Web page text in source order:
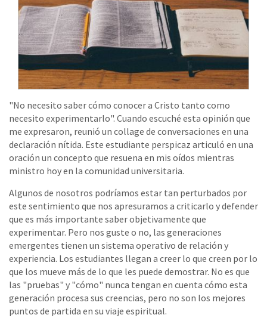
"No necesito saber cómo conocer a Cristo tanto como
necesito experimentarlo". Cuando escuché esta opinión que
me expresaron, reunió un collage de conversaciones en una
declaración nítida. Este estudiante perspicaz articuló en una
oración un concepto que resuena en mis oídos mientras
ministro hoy en la comunidad universitaria.
Algunos de nosotros podríamos estar tan perturbados por
este sentimiento que nos apresuramos a criticarlo y defender
que es más importante saber objetivamente que
experimentar. Pero nos guste o no, las generaciones
emergentes tienen un sistema operativo de relación y
experiencia. Los estudiantes llegan a creer lo que creen por lo
que los mueve más de lo que les puede demostrar. No es que
las "pruebas" y "cómo" nunca tengan en cuenta cómo esta
generación procesa sus creencias, pero no son los mejores
puntos de partida en su viaje espiritual.